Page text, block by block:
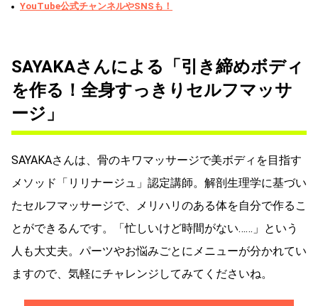
YouTube公式チャンネルやSNSも！
SAYAKAさんによる「引き締めボディ
を作る！全身すっきりセルフマッサ
ージ」
SAYAKAさんは、骨のキワマッサージで美ボディを目指す
メソッド「リリナージュ」認定講師。解剖生理学に基づい
たセルフマッサージで、メリハリのある体を自分で作るこ
とができるんです。「忙しいけど時間がない……」という
人も大丈夫。パーツやお悩みごとにメニューが分かれてい
ますので、気軽にチャレンジしてみてくださいね。